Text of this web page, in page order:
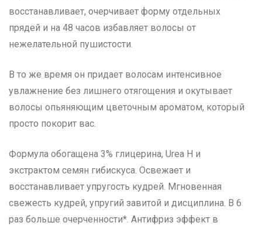
восстанавливает, очерчивает форму отдельных
прядей и на 48 часов избавляет волосы от
нежелательной пушистости.
В то же время он придает волосам интенсивное
увлажнение без лишнего отягощения и окутывает
волосы опьяняющим цветочным ароматом, который
просто покорит вас.
Формула обогащена 3% глицерина, Urea H и
экстрактом семян гибискуса. Освежает и
восстанавливает упругость кудрей. Мгновенная
свежесть кудрей, упругий завитой и дисциплина. В 6
раз больше очерченности*. Антифриз эффект в